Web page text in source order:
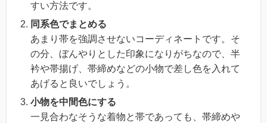
すい方法です。
同系色でまとめる
あまり帯を強調させないコーディネートです。そ
の分、ぼんやりとした印象になりがちなので、半
衿や帯揚げ、帯締めなどの小物で差し色を入れて
あげると良いでしょう。
小物を中間色にする
一見合わなそうな着物と帯であっても、帯締めや